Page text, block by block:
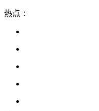
热点：